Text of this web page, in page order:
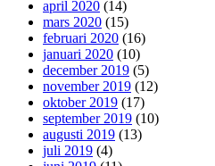
april 2020 (14)
mars 2020 (15)
februari 2020 (16)
januari 2020 (10)
december 2019 (5)
november 2019 (12)
oktober 2019 (17)
september 2019 (10)
augusti 2019 (13)
juli 2019 (4)